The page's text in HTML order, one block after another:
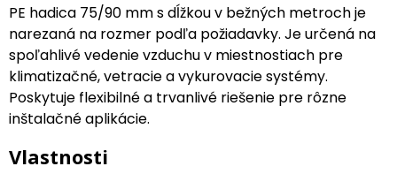
PE hadica 75/90 mm s dĺžkou v bežných metroch je
narezaná na rozmer podľa požiadavky. Je určená na
spoľahlivé vedenie vzduchu v miestnostiach pre
klimatizačné, vetracie a vykurovacie systémy.
Poskytuje flexibilné a trvanlivé riešenie pre rôzne
inštalačné aplikácie.
Vlastnosti